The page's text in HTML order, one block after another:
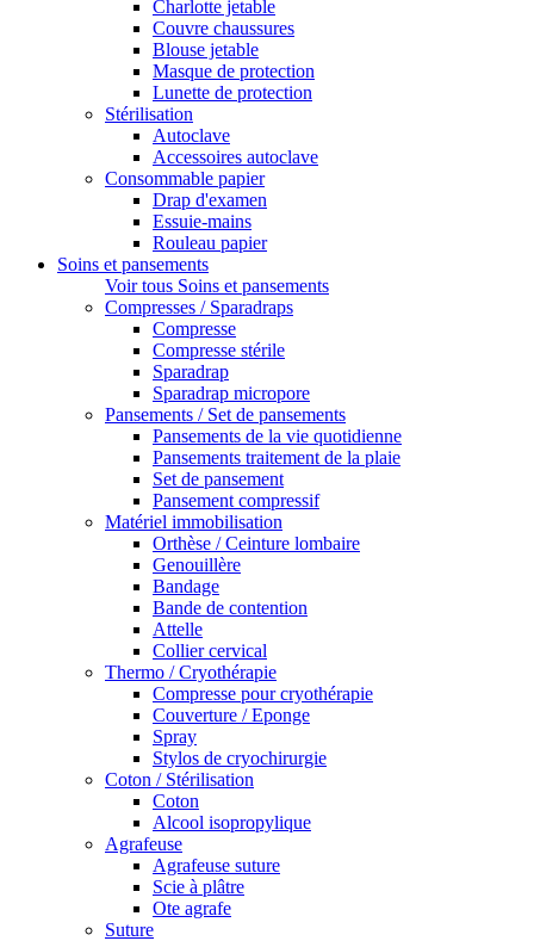
Charlotte jetable
Couvre chaussures
Blouse jetable
Masque de protection
Lunette de protection
Stérilisation
Autoclave
Accessoires autoclave
Consommable papier
Drap d'examen
Essuie-mains
Rouleau papier
Soins et pansements
Voir tous Soins et pansements
Compresses / Sparadraps
Compresse
Compresse stérile
Sparadrap
Sparadrap micropore
Pansements / Set de pansements
Pansements de la vie quotidienne
Pansements traitement de la plaie
Set de pansement
Pansement compressif
Matériel immobilisation
Orthèse / Ceinture lombaire
Genouillère
Bandage
Bande de contention
Attelle
Collier cervical
Thermo / Cryothérapie
Compresse pour cryothérapie
Couverture / Eponge
Spray
Stylos de cryochirurgie
Coton / Stérilisation
Coton
Alcool isopropylique
Agrafeuse
Agrafeuse suture
Scie à plâtre
Ote agrafe
Suture